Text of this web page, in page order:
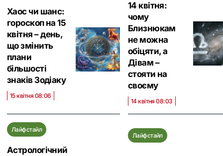
Хаос чи шанс:
гороскоп на 15
квітня – день,
що змінить
плани
більшості
знаків Зодіаку
15 квітня 08:06
14 квітня:
чому
Близнюкам
не можна
обіцяти, а
Дівам –
стояти на
своєму
14 квітня 08:03
Лайфстайл
Астрологічний
Лайфстайл